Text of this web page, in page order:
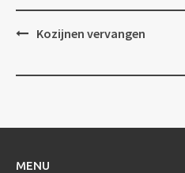
navigation
Kozijnen vervangen
MENU